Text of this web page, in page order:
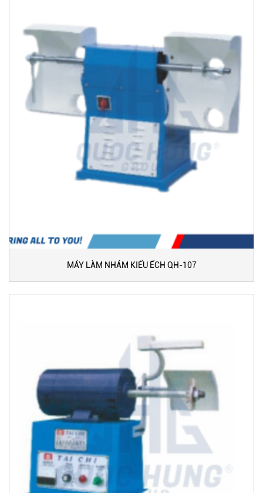
MÁY LÀM NHÁM KIỂU ẾCH QH-107